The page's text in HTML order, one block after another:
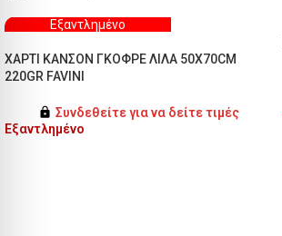
Εξαντλημένο
ΧΑΡΤΙ ΚΑΝΣΟΝ ΓΚΟΦΡΕ ΛΙΛΑ 50X70CM
220GR FAVINI
Συνδεθείτε για να δείτε τιμές
Εξαντλημένο